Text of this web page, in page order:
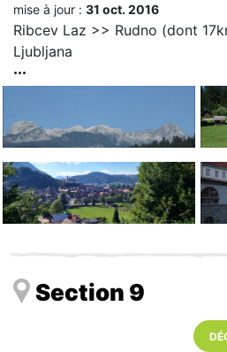
mise à jour : 31 oct. 2016
Ribcev Laz >> Rudno (dont
Ljubljana
Section 9